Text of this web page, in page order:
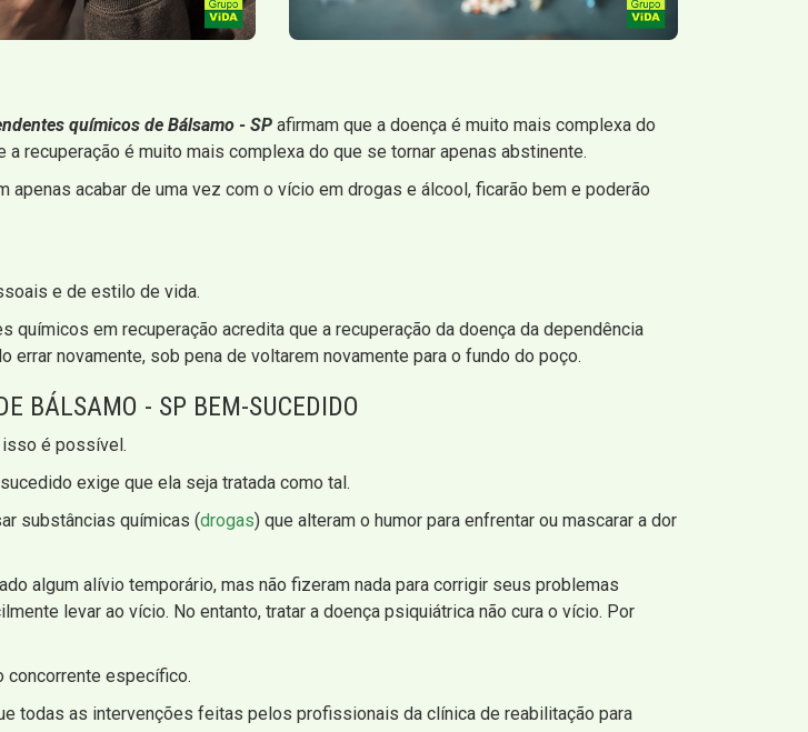
químicos de Bálsamo - SP afirmam que a doença é muito mais complexa do
recuperação é muito mais complexa do que se tornar apenas abstinente.
acabar de uma vez com o vício em drogas e álcool, ficarão bem e poderão
e de estilo de vida.
em recuperação acredita que a recuperação da doença da dependência
novamente, sob pena de voltarem novamente para o fundo do poço.
BÁLSAMO - SP BEM-SUCEDIDO
é possível.
exige que ela seja tratada como tal.
substâncias químicas (drogas) que alteram o humor para enfrentar ou mascarar a dor
algum alívio temporário, mas não fizeram nada para corrigir seus problemas
levar ao vício. No entanto, tratar a doença psiquiátrica não cura o vício. Por
concorrente específico.
todas as intervenções feitas pelos profissionais da clínica de reabilitação para